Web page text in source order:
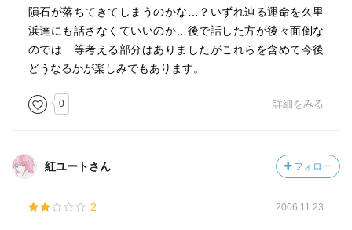
隕石が落ちてきてしまうのかな…？いずれ辿る運命を久里
浜達にも話さなくていいのか…後で話した方が後々面倒な
のでは…等考える部分はありましたがこれらを含めて今後
どうなるかが楽しみでもあります。
0 詳細をみる
紅ユートさん フォロー
2 2006.11.23